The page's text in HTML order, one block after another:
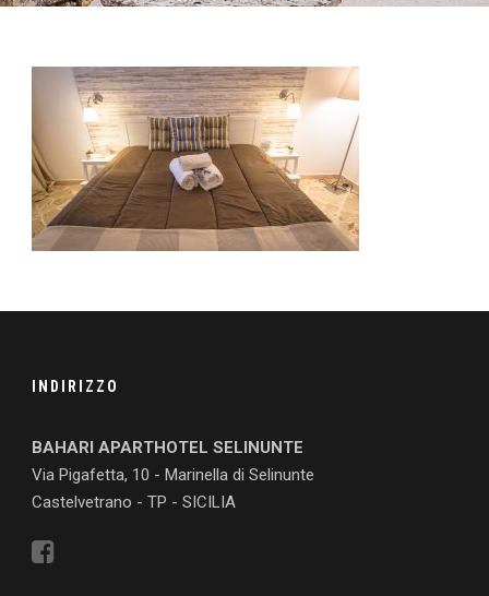
INDIRIZZO
BAHARI APARTHOTEL SELINUNTE
Via Pigafetta, 10 - Marinella di Selinunte
Castelvetrano - TP - SICILIA